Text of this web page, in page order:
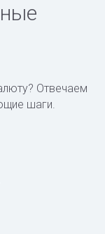
Отвечаем
шаги.